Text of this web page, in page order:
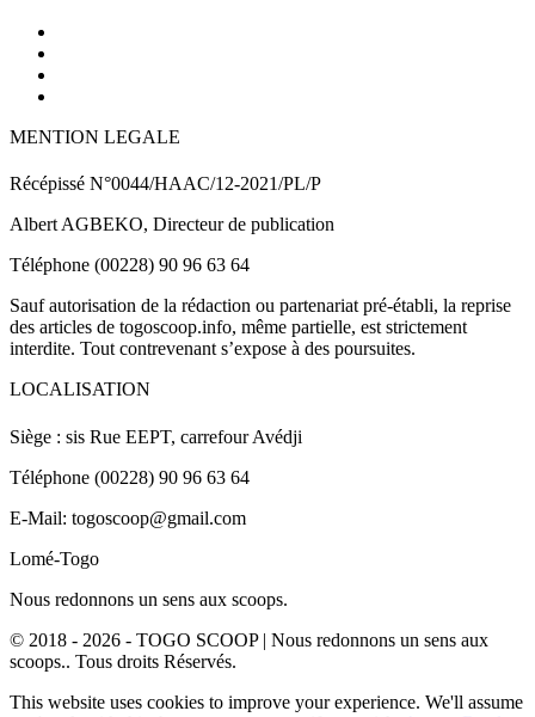
MENTION LEGALE
Récépissé N°0044/HAAC/12-2021/PL/P
Albert AGBEKO, Directeur de publication
Téléphone (00228) 90 96 63 64
Sauf autorisation de la rédaction ou partenariat pré-établi, la reprise
des articles de togoscoop.info, même partielle, est strictement
interdite. Tout contrevenant s’expose à des poursuites.
LOCALISATION
Siège : sis Rue EEPT, carrefour Avédji
Téléphone (00228) 90 96 63 64
E-Mail: togoscoop@gmail.com
Lomé-Togo
Nous redonnons un sens aux scoops.
© 2018 - 2026 - TOGO SCOOP | Nous redonnons un sens aux
scoops.. Tous droits Réservés.
This website uses cookies to improve your experience. We'll assume